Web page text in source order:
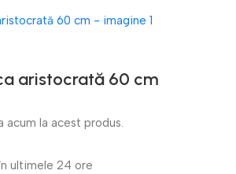
aristocrată 60 cm
acum la acest produs.
ultimele 24 ore